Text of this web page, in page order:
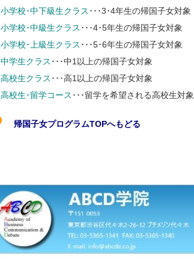
小学校･中下級生クラス ･･･3･4年生の帰国子女対象
小学校･中級生クラス ･･･4･5年生の帰国子女対象
小学校･上級生クラス ･･･5･6年生の帰国子女対象
中学生クラス ･･･中1以上の帰国子女対象
高校生クラス ･･･高1以上の帰国子女対象
高校生･留学コース ･･･留学を希望される高校生対象
帰国子女プログラムTOPへもどる